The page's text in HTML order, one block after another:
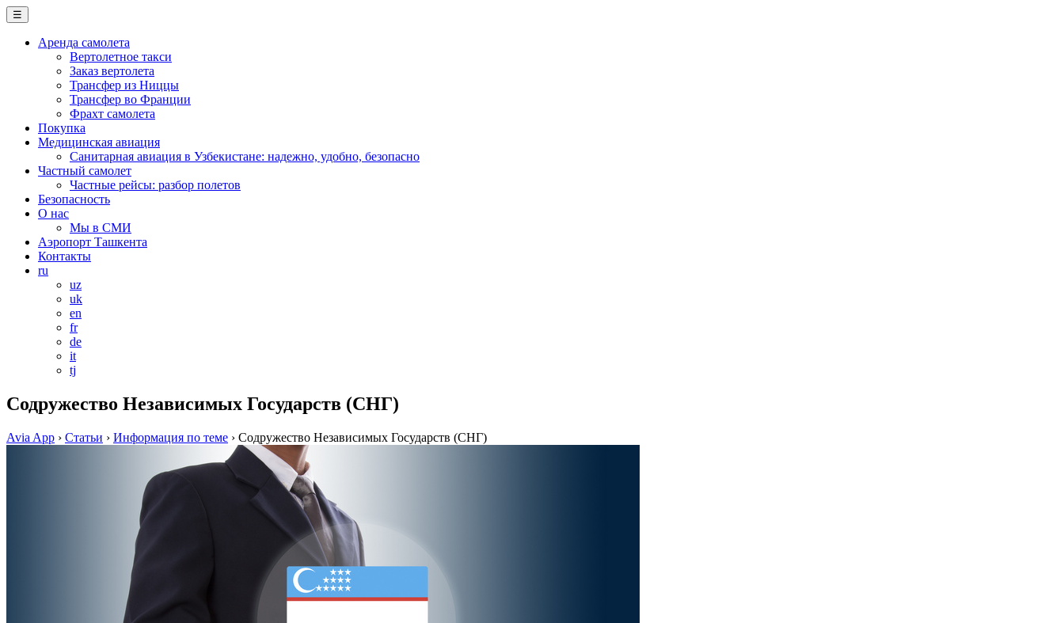
☰
Аренда самолета
Вертолетное такси
Заказ вертолета
Трансфер из Ниццы
Трансфер во Франции
Фрахт самолета
Покупка
Медицинская авиация
Санитарная авиация в Узбекистане: надежно, удобно, безопасно
Частный самолет
Частные рейсы: разбор полетов
Безопасность
О нас
Мы в СМИ
Аэропорт Ташкента
Контакты
ru
uz
uk
en
fr
de
it
tj
Содружество Независимых Государств (СНГ)
Avia App › Статьи › Информация по теме › Содружество Независимых Государств (СНГ)